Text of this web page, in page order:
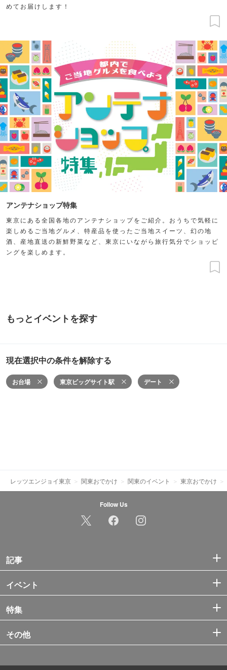
めてお届けします！
アンテナショップ特集
東京にある全国各地のアンテナショップをご紹介。おうちで気軽に
楽しめるご当地グルメ、特産品を使ったご当地スイーツ、幻の地
酒、産地直送の新鮮野菜など、東京にいながら旅行気分でショッピ
ングを楽しめます。
もっとイベントを探す
現在選択中の条件を解除する
お台場 東京ビッグサイト駅 デート
レッツエンジョイ東京 関東おでかけ 関東のイベント 東京おでかけ
Follow Us
記事
イベント
特集
その他